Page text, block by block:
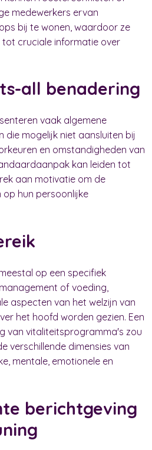
medewerkers ervan
bij te wonen, waardoor ze
cruciale informatie over
all benadering
vaak algemene
die mogelijk niet aansluiten bij
en omstandigheden van
kan leiden tot
aan motivatie om de
hun persoonlijke
op een specifiek
of voeding,
aspecten van het welzijn van
het hoofd worden gezien. Een
van vitaliteitsprogramma's zou
verschillende dimensies van
mentale, emotionele en
berichtgeving